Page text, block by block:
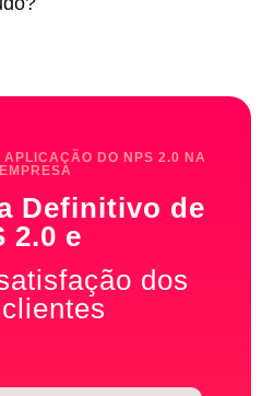
DO NPS 2.0 NA
Definitivo de
2.0 e
dos